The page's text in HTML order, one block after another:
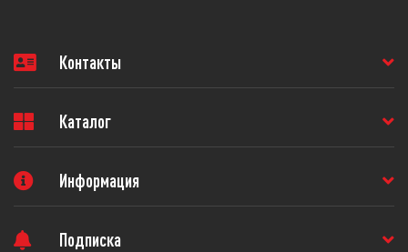
Контакты
Каталог
Информация
Подписка